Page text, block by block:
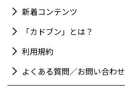
新着コンテンツ
「カドブン」とは？
利用規約
よくある質問／お問い合わせ